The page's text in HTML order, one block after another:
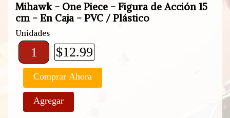
Mihawk - One Piece - Figura de Acción 15
cm - En Caja - PVC / Plástico
Unidades
$12.99
Comprar Ahora
Agregar